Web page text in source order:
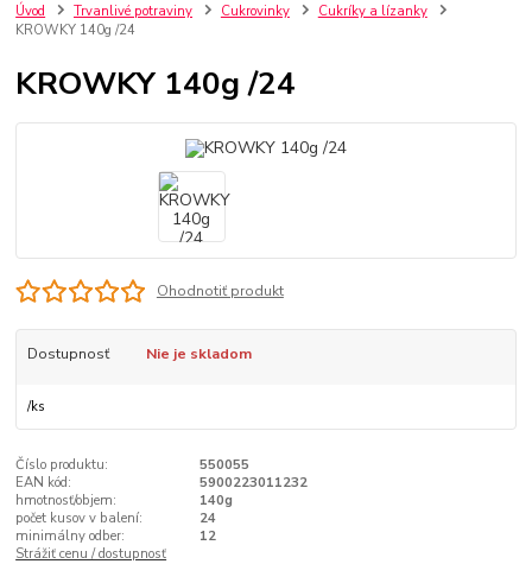
Úvod Trvanlivé potraviny Cukrovinky
Cukríky a lízanky
KROWKY 140g /24
KROWKY 140g /24
Ohodnotiť produkt
Dostupnosť Nie je skladom
/ks
Číslo produktu:
550055
EAN kód:
5900223011232
hmotnosť/objem:
140g
počet kusov v balení:
24
minimálny odber:
12
Strážiť cenu / dostupnosť